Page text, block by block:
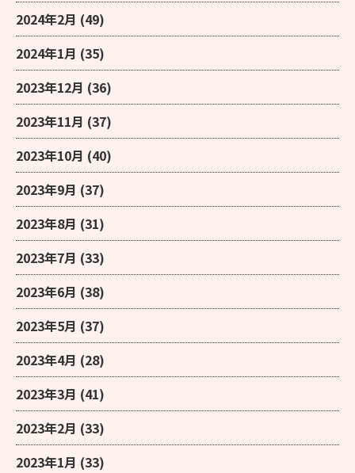
2024年2月 (49)
2024年1月 (35)
2023年12月 (36)
2023年11月 (37)
2023年10月 (40)
2023年9月 (37)
2023年8月 (31)
2023年7月 (33)
2023年6月 (38)
2023年5月 (37)
2023年4月 (28)
2023年3月 (41)
2023年2月 (33)
2023年1月 (33)